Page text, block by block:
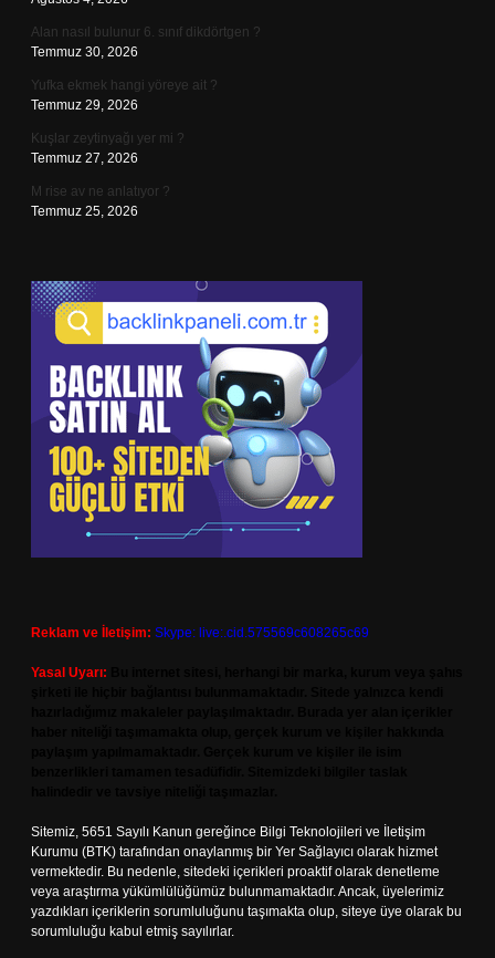
Alan nasıl bulunur 6. sınıf dikdörtgen ?
Temmuz 30, 2026
Yufka ekmek hangi yöreye ait ?
Temmuz 29, 2026
Kuşlar zeytinyağı yer mi ?
Temmuz 27, 2026
M rise av ne anlatıyor ?
Temmuz 25, 2026
Reklam ve İletişim: Skype: live:.cid.575569c608265c69
Yasal Uyarı:
Sitemiz, 5651 Sayılı Kanun gereğince Bilgi Teknolojileri ve İletişim
Kurumu (BTK) tarafından onaylanmış bir Yer Sağlayıcı olarak hizmet
vermektedir. Bu nedenle, sitedeki içerikleri proaktif olarak denetleme
veya araştırma yükümlülüğümüz bulunmamaktadır. Ancak, üyelerimiz
yazdıkları içeriklerin sorumluluğunu taşımakta olup, siteye üye olarak bu
sorumluluğu kabul etmiş sayılırlar.